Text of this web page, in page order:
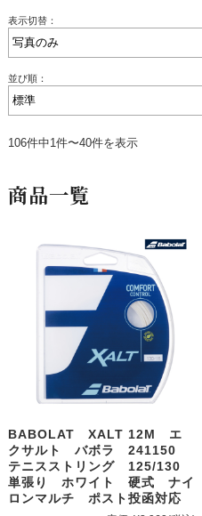
表示切替：
並び順：
106件中1件〜40件を表示
商品一覧
BABOLAT XALT 12M エ
クサルト バボラ 241150
テニスストリング 125/130
単張り ホワイト 硬式 ナイ
ロンマルチ ポスト投函対応